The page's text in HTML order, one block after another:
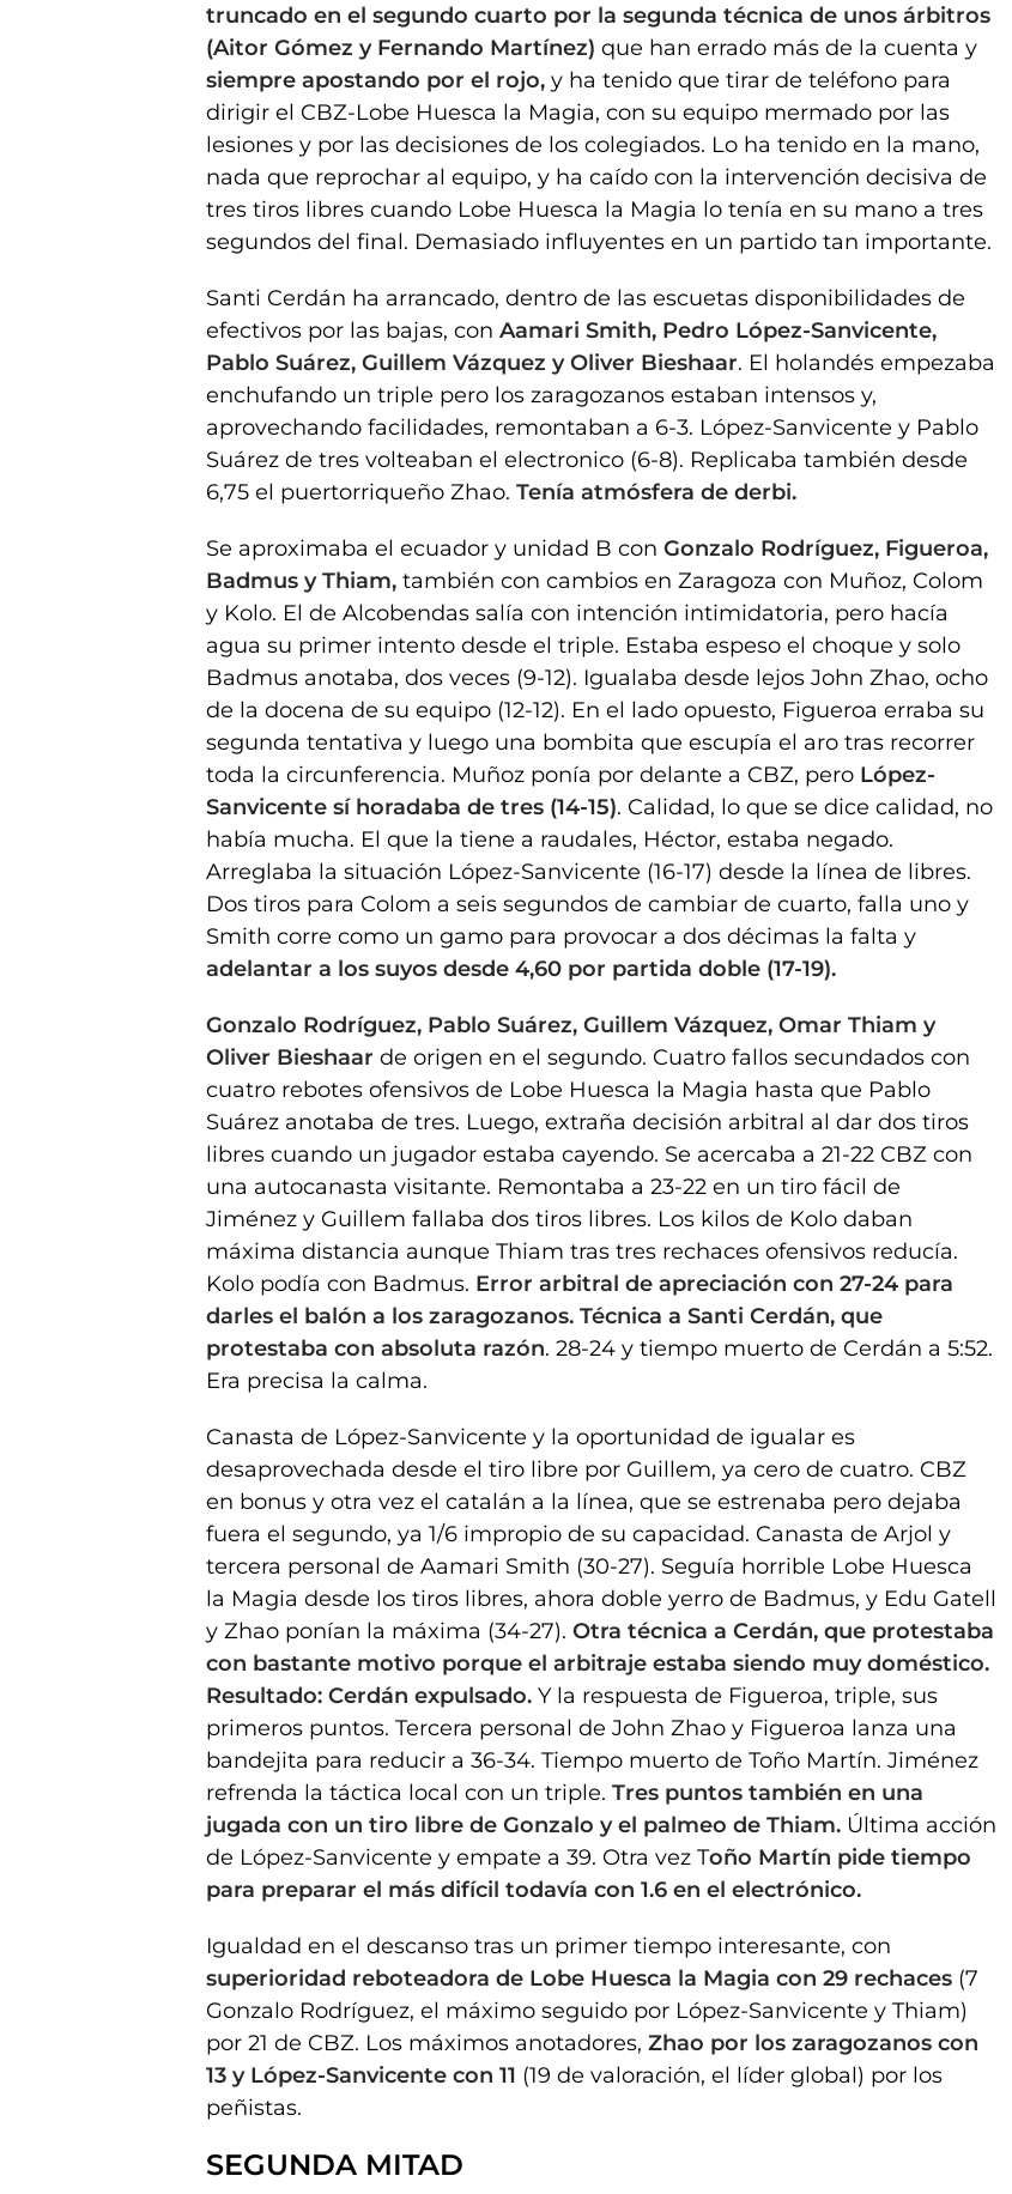
truncado en el segundo cuarto por la segunda técnica de unos árbitros
(Aitor Gómez y Fernando Martínez) que han errado más de la cuenta y
siempre apostando por el rojo, y ha tenido que tirar de teléfono para
dirigir el CBZ-Lobe Huesca la Magia, con su equipo mermado por las
lesiones y por las decisiones de los colegiados. Lo ha tenido en la mano,
nada que reprochar al equipo, y ha caído con la intervención decisiva de
tres tiros libres cuando Lobe Huesca la Magia lo tenía en su mano a tres
segundos del final. Demasiado influyentes en un partido tan importante.
Santi Cerdán ha arrancado, dentro de las escuetas disponibilidades de
efectivos por las bajas, con Aamari Smith, Pedro López-Sanvicente,
Pablo Suárez, Guillem Vázquez y Oliver Bieshaar. El holandés empezaba
enchufando un triple pero los zaragozanos estaban intensos y,
aprovechando facilidades, remontaban a 6-3. López-Sanvicente y Pablo
Suárez de tres volteaban el electronico (6-8). Replicaba también desde
6,75 el puertorriqueño Zhao. Tenía atmósfera de derbi.
Se aproximaba el ecuador y unidad B con Gonzalo Rodríguez, Figueroa,
Badmus y Thiam, también con cambios en Zaragoza con Muñoz, Colom
y Kolo. El de Alcobendas salía con intención intimidatoria, pero hacía
agua su primer intento desde el triple. Estaba espeso el choque y solo
Badmus anotaba, dos veces (9-12). Igualaba desde lejos John Zhao, ocho
de la docena de su equipo (12-12). En el lado opuesto, Figueroa erraba su
segunda tentativa y luego una bombita que escupía el aro tras recorrer
toda la circunferencia. Muñoz ponía por delante a CBZ, pero López-
Sanvicente sí horadaba de tres (14-15). Calidad, lo que se dice calidad, no
había mucha. El que la tiene a raudales, Héctor, estaba negado.
Arreglaba la situación López-Sanvicente (16-17) desde la línea de libres.
Dos tiros para Colom a seis segundos de cambiar de cuarto, falla uno y
Smith corre como un gamo para provocar a dos décimas la falta y
adelantar a los suyos desde 4,60 por partida doble (17-19).
Gonzalo Rodríguez, Pablo Suárez, Guillem Vázquez, Omar Thiam y
Oliver Bieshaar de origen en el segundo. Cuatro fallos secundados con
cuatro rebotes ofensivos de Lobe Huesca la Magia hasta que Pablo
Suárez anotaba de tres. Luego, extraña decisión arbitral al dar dos tiros
libres cuando un jugador estaba cayendo. Se acercaba a 21-22 CBZ con
una autocanasta visitante. Remontaba a 23-22 en un tiro fácil de
Jiménez y Guillem fallaba dos tiros libres. Los kilos de Kolo daban
máxima distancia aunque Thiam tras tres rechaces ofensivos reducía.
Kolo podía con Badmus. Error arbitral de apreciación con 27-24 para
darles el balón a los zaragozanos. Técnica a Santi Cerdán, que
protestaba con absoluta razón. 28-24 y tiempo muerto de Cerdán a 5:52.
Era precisa la calma.
Canasta de López-Sanvicente y la oportunidad de igualar es
desaprovechada desde el tiro libre por Guillem, ya cero de cuatro. CBZ
en bonus y otra vez el catalán a la línea, que se estrenaba pero dejaba
fuera el segundo, ya 1/6 impropio de su capacidad. Canasta de Arjol y
tercera personal de Aamari Smith (30-27). Seguía horrible Lobe Huesca
la Magia desde los tiros libres, ahora doble yerro de Badmus, y Edu Gatell
y Zhao ponían la máxima (34-27). Otra técnica a Cerdán, que protestaba
con bastante motivo porque el arbitraje estaba siendo muy doméstico.
Resultado: Cerdán expulsado. Y la respuesta de Figueroa, triple, sus
primeros puntos. Tercera personal de John Zhao y Figueroa lanza una
bandejita para reducir a 36-34. Tiempo muerto de Toño Martín. Jiménez
refrenda la táctica local con un triple. Tres puntos también en una
jugada con un tiro libre de Gonzalo y el palmeo de Thiam. Última acción
de López-Sanvicente y empate a 39. Otra vez Toño Martín pide tiempo
para preparar el más difícil todavía con 1.6 en el electrónico.
Igualdad en el descanso tras un primer tiempo interesante, con
superioridad reboteadora de Lobe Huesca la Magia con 29 rechaces (7
Gonzalo Rodríguez, el máximo seguido por López-Sanvicente y Thiam)
por 21 de CBZ. Los máximos anotadores, Zhao por los zaragozanos con
13 y López-Sanvicente con 11 (19 de valoración, el líder global) por los
peñistas.
SEGUNDA MITAD